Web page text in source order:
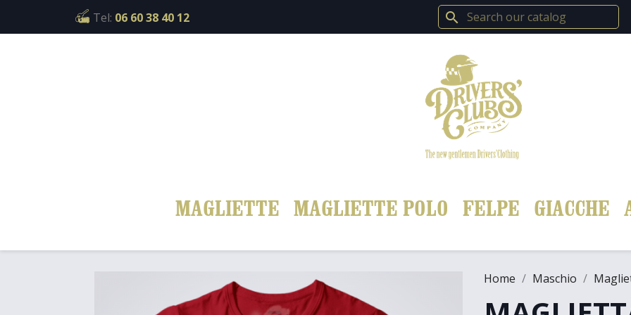
Tel: 06 60 38 40 12 search
MAGLIETTE MAGLIETTE POLO FELPE GIACCHE
Home Maschio
Cookies management panel